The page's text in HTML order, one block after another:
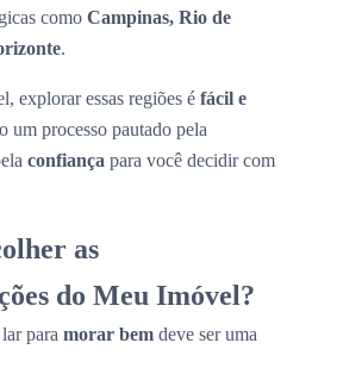
como Campinas, Rio de
.
explorar essas regiões é fácil e
um processo pautado pela
confiança para você decidir com
as
do Meu Imóvel?
para morar bem deve ser uma